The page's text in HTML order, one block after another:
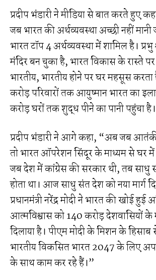
प्रदीप भंडारी ने मीडिया से बात करते हुए
जब भारत की अर्थव्यवस्था अच्छी नहीं
भारत टॉप 4 अर्थव्यवस्था में शामिल है। प्रभु
मंदिर बन चुका है, भारत विकास के रास्ते
भारतीय, भारतीय होने पर घर महसूस
करोड़ परिवारों तक आयुष्मान भारत का
करोड़ घरों तक शुद्ध पीने का पानी पहुंचा
प्रदीप भंडारी ने आगे कहा, “अब जब
तो भारत ऑपरेशन सिंदूर के माध्यम से घर
जब देश में कांग्रेस की सरकार थी, तब साधु
होता था। आज साधु संत देश को नया मार्ग
प्रधानमंत्री नरेंद्र मोदी ने भारत की खोई हुई
आत्मविश्वास को 140 करोड़ देशवासियों के
दिलाया है। पीएम मोदी के मिशन के
भारतीय विकसित भारत 2047 के लिए
के साथ काम कर रहे हैं।”